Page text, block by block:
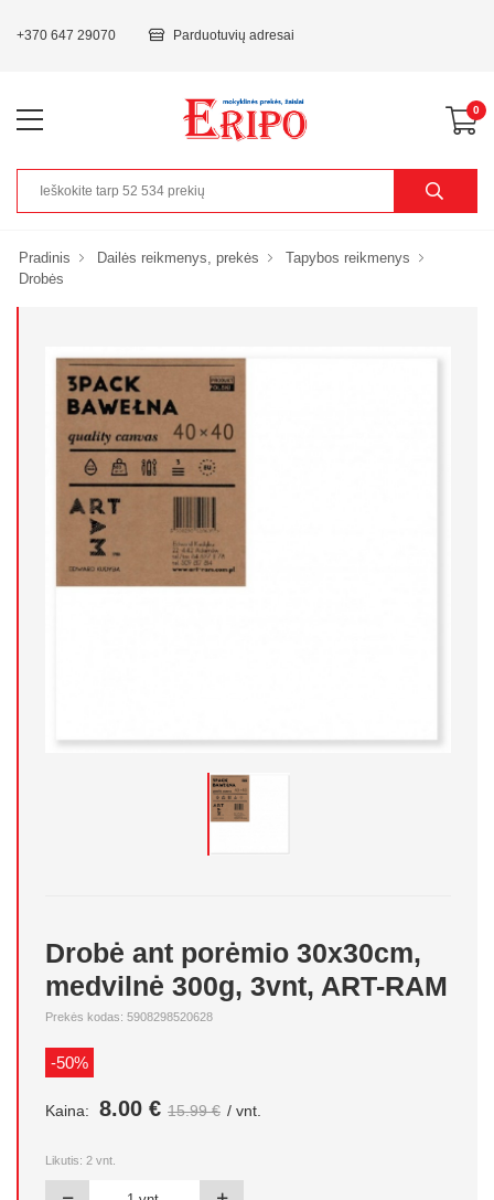
+370 647 29070 Parduotuvių adresai
0
Pradinis Dailės reikmenys, prekės
Tapybos reikmenys
Drobės
Drobė ant porėmio 30x30cm,
medvilnė 300g, 3vnt, ART-RAM
Prekės kodas: 5908298520628
-50%
Kaina: 8.00 € 15.99 € / vnt.
Likutis: 2 vnt.